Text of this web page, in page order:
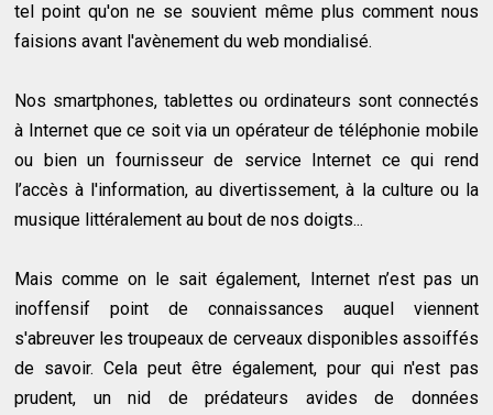
tel point qu'on ne se souvient même plus comment nous
faisions avant l'avènement du web mondialisé.
Nos smartphones, tablettes ou ordinateurs sont connectés
à Internet que ce soit via un opérateur de téléphonie mobile
ou bien un fournisseur de service Internet ce qui rend
l’accès à l'information, au divertissement, à la culture ou la
musique littéralement au bout de nos doigts...
Mais comme on le sait également, Internet n’est pas un
inoffensif point de connaissances auquel viennent
s'abreuver les troupeaux de cerveaux disponibles assoiffés
de savoir. Cela peut être également, pour qui n'est pas
prudent, un nid de prédateurs avides de données